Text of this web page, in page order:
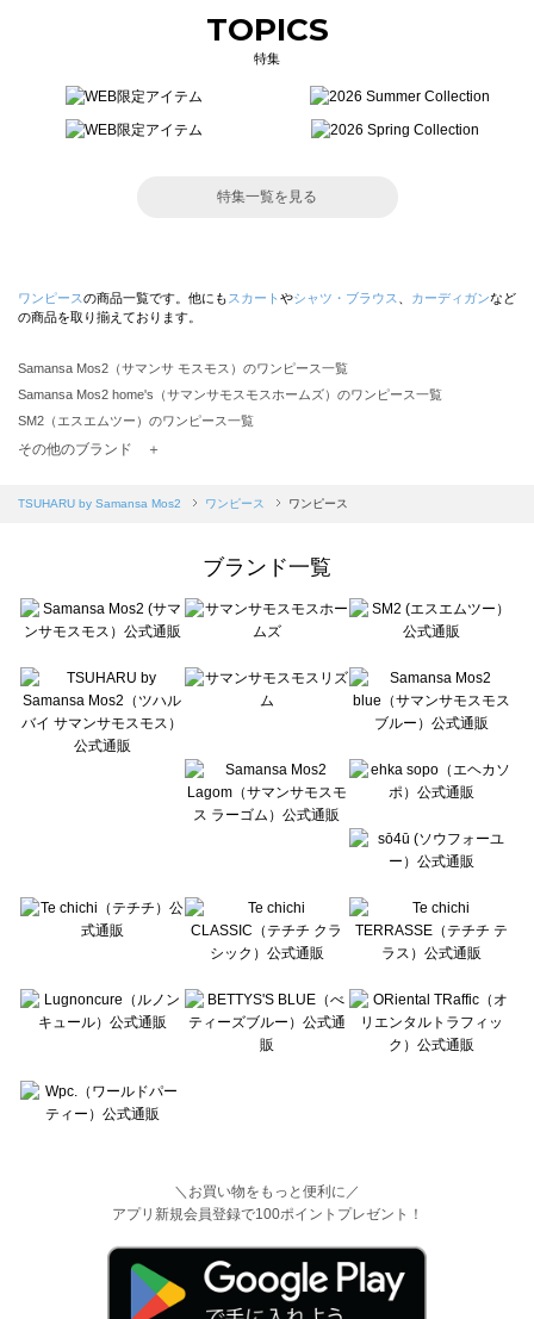
TOPICS
特集
特集一覧を見る
ワンピースの商品一覧です。他にも スカート やシャツ・ブラウス カーディガンなど
の商品を取り揃えております。
Samansa Mos2（サマンサ モスモス）のワンピース一覧
Samansa Mos2 home's（サマンサモスモスホームズ）のワンピース一覧
SM2（エスエムツー）のワンピース一覧
TSUHARU by Samansa Mos2（ツハルバイサマンサモスモス）のワンピース一覧
Samansa Mos2 blue（サマンサモスモス ブルー）のワンピース一覧
sō4ū（ソウフォーユー）のワンピース一覧
Te chichi（テチチ）のワンピース一覧
Te chichi CLASSIC（テチチ クラシック）のワンピース一覧
Lugnoncure（ルノンキュール）のワンピース一覧
BETTY'S BLUE（べティーズブルー）のワンピース一覧
Wpc.（ワールドパーティー）のワンピース一覧
その他のブランド ＋
TSUHARU by Samansa Mos2 ワンピース ワンピース
ブランド一覧
＼お買い物をもっと便利に／
アプリ新規会員登録で100ポイントプレゼント！